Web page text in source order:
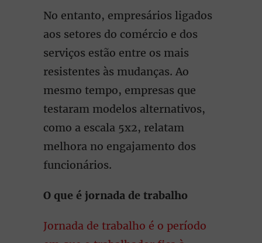
No entanto, empresários ligados
aos setores do comércio e dos
serviços estão entre os mais
resistentes às mudanças. Ao
mesmo tempo, empresas que
testaram modelos alternativos,
como a escala 5x2, relatam
melhora no engajamento dos
funcionários.
O que é jornada de trabalho
Jornada de trabalho é o período